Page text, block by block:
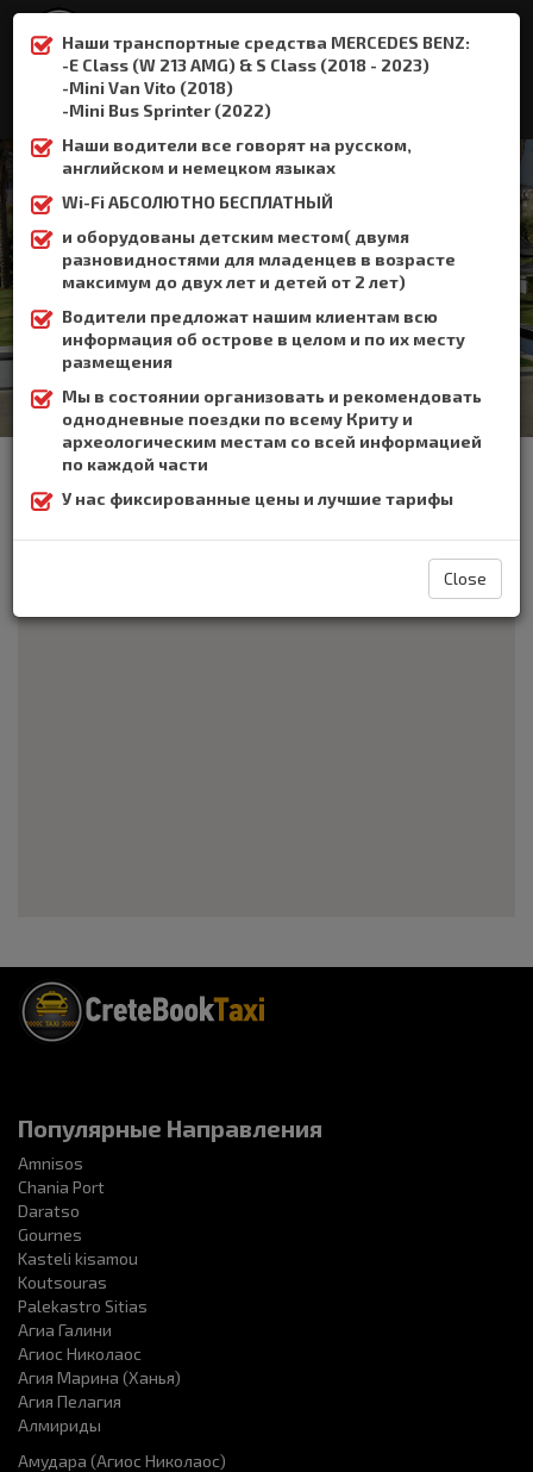
Наши транспортные средства MERCEDES BENZ:
-E Class (W 213 AMG) & S Class (2018 - 2023)
-Mini Van Vito (2018)
-Mini Bus Sprinter (2022)
Наши водители все говорят на русском,
английском и немецком языках
Wi-Fi АБСОЛЮТНО БЕСПЛАТНЫЙ
и оборудованы детским местом( двумя
разновидностями для младенцев в возрасте
максимум до двух лет и детей от 2 лет)
Водители предложат нашим клиентам всю
информация об острове в целом и по их месту
размещения
Мы в состоянии организовать и рекомендовать
однодневные поездки по всему Криту и
археологическим местам со всей информацией
по каждой части
У нас фиксированные цены и лучшие тарифы
Close
+306932337015
Матала
Матала - приморская деревня в южной части Крита около
Фестоса, второго по значимости минойского дворца на Крите.
Матала стала известной, когда в 1960 году сюда со всех
концов мира прибыли хиппи, чтобы обосноваться в
Популярные Направления
Amnisos
Chania Port
Daratso
Gournes
Kasteli kisamou
Koutsouras
Palekastro Sitias
Агиа Галини
Агиос Николаос
Агия Марина (Ханья)
Агия Пелагия
Алмириды
Амудара (Агиос Николаос)